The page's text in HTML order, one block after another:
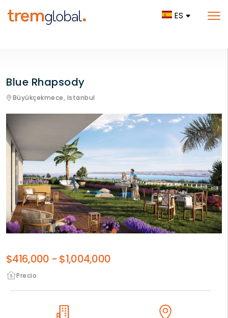
ES
Blue Rhapsody
Büyükçekmece, Istanbul
Precio
$416,000 - $1,004,000